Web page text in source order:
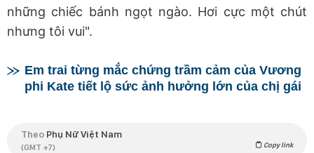
những chiếc bánh ngọt ngào. Hơi cực một chút
nhưng tôi vui".
Em trai từng mắc chứng trầm cảm của Vương
phi Kate tiết lộ sức ảnh hưởng lớn của chị gái
Theo Phụ Nữ Việt Nam
(GMT +7) Copy link